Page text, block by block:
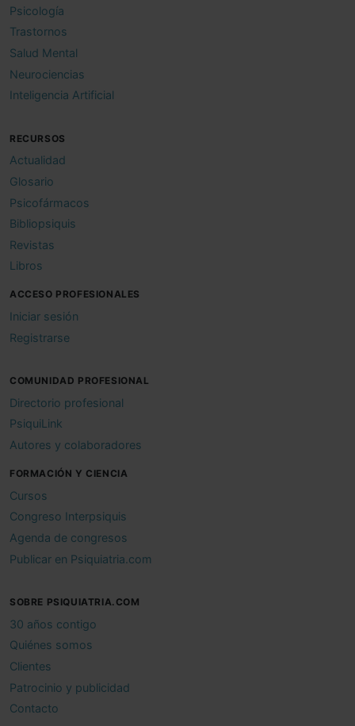
Psicología
Trastornos
Salud Mental
Neurociencias
Inteligencia Artificial
RECURSOS
Actualidad
Glosario
Psicofármacos
Bibliopsiquis
Revistas
Libros
ACCESO PROFESIONALES
Iniciar sesión
Registrarse
COMUNIDAD PROFESIONAL
Directorio profesional
PsiquiLink
Autores y colaboradores
FORMACIÓN Y CIENCIA
Cursos
Congreso Interpsiquis
Agenda de congresos
Publicar en Psiquiatria.com
SOBRE PSIQUIATRIA.COM
30 años contigo
Quiénes somos
Clientes
Patrocinio y publicidad
Contacto